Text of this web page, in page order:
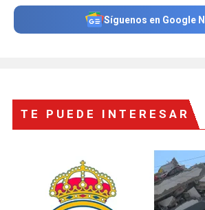
Síguenos en Google
TE PUEDE INTERESAR